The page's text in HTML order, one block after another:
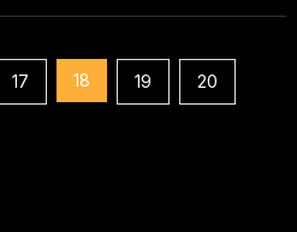
17 18 19 20